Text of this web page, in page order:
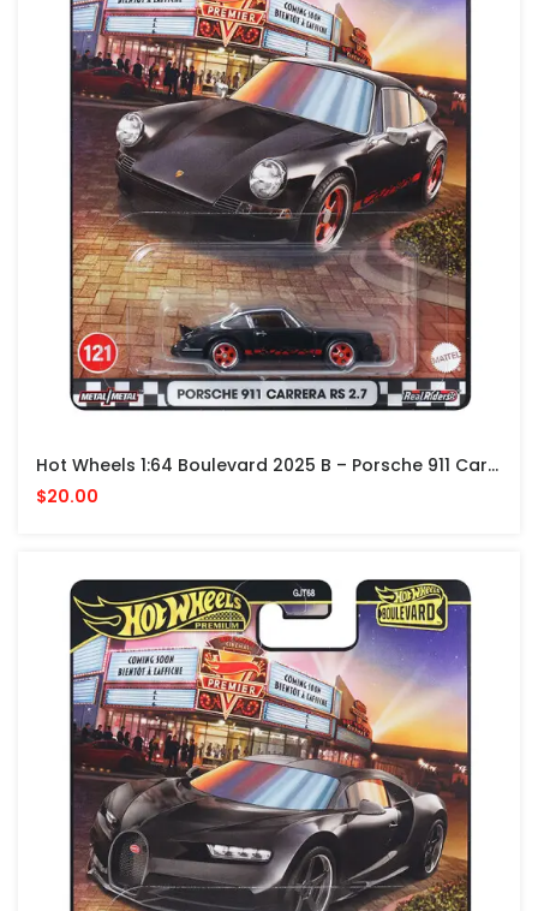
Hot Wheels 1:64 Boulevard 2025 B – Porsche 911 Carrera RS 2.7 – Black
$20.00